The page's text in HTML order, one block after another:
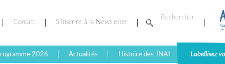
Contact S’inscrire à la Newsletter
2026 Actualités Histoire des JNAI Labellisez